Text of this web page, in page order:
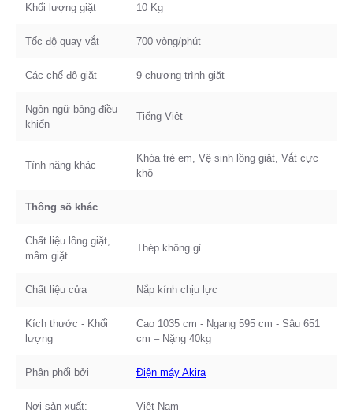
Khối lượng giặt 10 Kg
Tốc độ quay vắt 700 vòng/phút
Các chế độ giặt 9 chương trình giặt
Ngôn ngữ bảng điều
khiển
Tiếng Việt
Tính năng khác
Khóa trẻ em, Vệ sinh lồng giặt, Vắt cực
khô
Thông số khác
Chất liệu lồng giặt,
mâm giặt
Thép không gỉ
Chất liệu cửa Nắp kính chịu lực
Kích thước - Khối
lượng
Cao 1035 cm - Ngang 595 cm - Sâu 651
cm – Nặng 40kg
Phân phối bởi Điện máy Akira
Nơi sản xuất: Việt Nam